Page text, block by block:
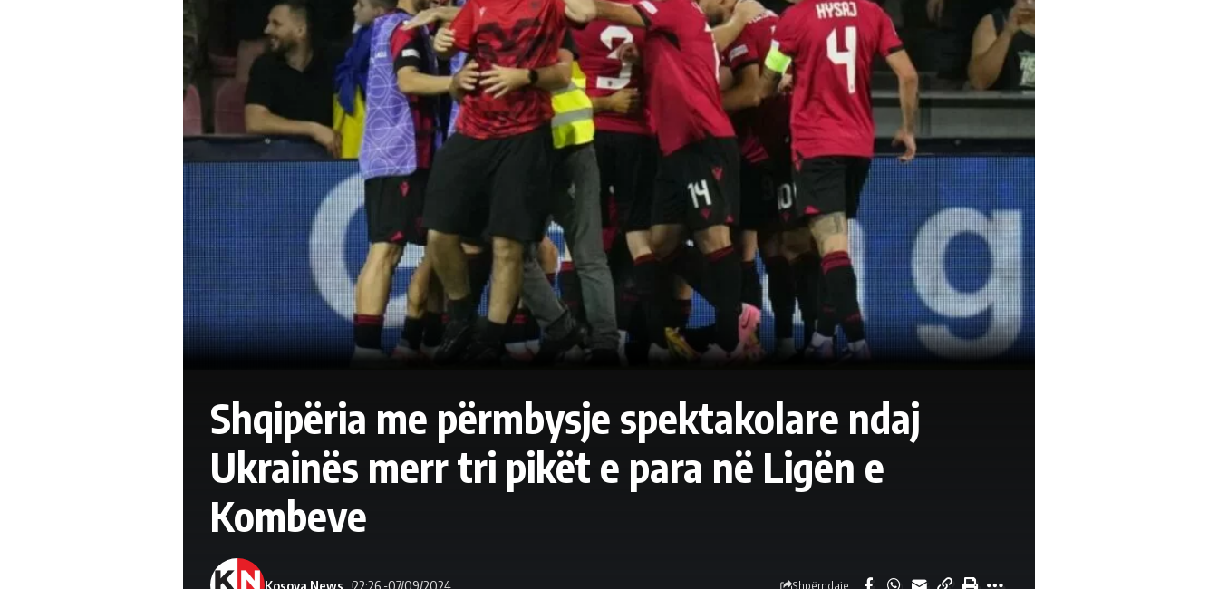
Shqipëria me përmbysje spektakolare ndaj
Ukrainës merr tri pikët e para në Ligën e
Kombeve
Kosova News 22:26 -07/09/2024 Shpërndaje